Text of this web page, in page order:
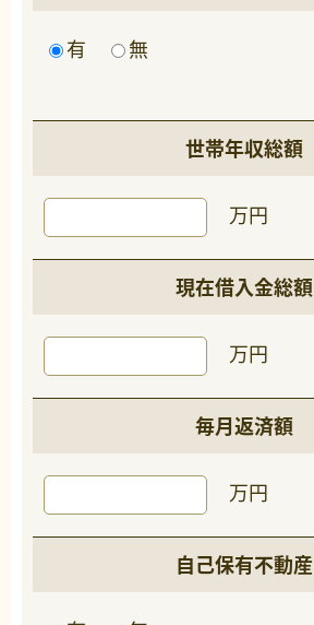
有 無
世帯年収総額
万円
現在借入金総額
万円
毎月返済額
万円
自己保有不動産